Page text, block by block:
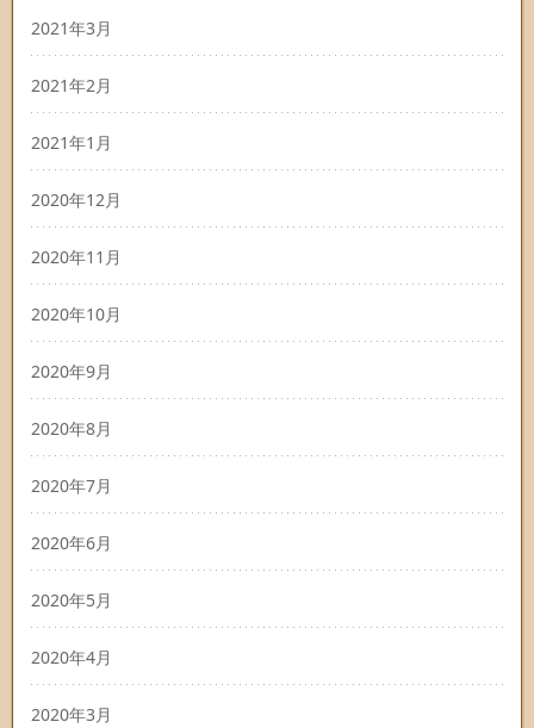
2021年3月
2021年2月
2021年1月
2020年12月
2020年11月
2020年10月
2020年9月
2020年8月
2020年7月
2020年6月
2020年5月
2020年4月
2020年3月